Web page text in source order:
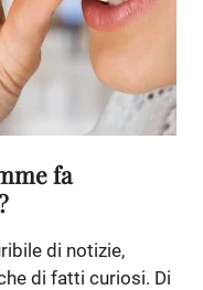
fa
di notizie,
di fatti curiosi. Di